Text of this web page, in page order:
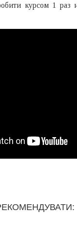
курсом 1 раз